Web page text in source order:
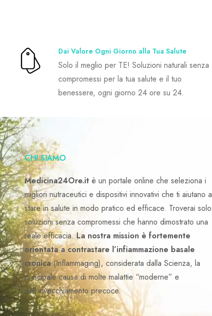
Dai Valore Ogni Giorno alla Tua Salute
Solo il meglio per TE! Soluzioni naturali senza
compromessi per la tua salute e il tuo
benessere, ogni giorno 24 ore su 24.
CHI SIAMO
Medicina24Ore.it è un portale online che seleziona i
migliori nutraceutici e dispositivi innovativi che ti aiutano a
stare in salute in modo pratico ed efficace. Troverai solo
soluzioni senza compromessi che hanno dimostrato una
reale efficacia.La nostra mission è fortemente
orientata a contrastare l’infiammazione basale
cronica(Inflammaging), considerata dalla Scienza, la
principale causa di molte malattie “moderne” e
dell’invecchiamento precoce.